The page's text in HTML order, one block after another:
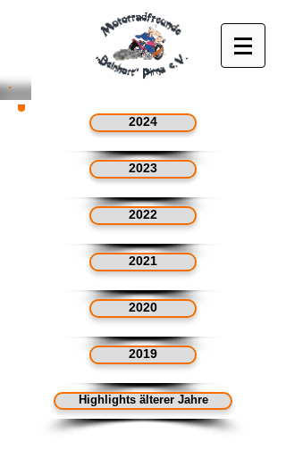
2024
2023
2022
2021
2020
2019
Highlights älterer Jahre